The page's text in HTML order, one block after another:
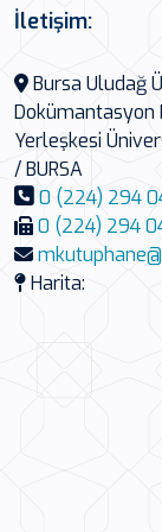
İletişim:
Bursa Uludağ
Dokümantasyon
Yerleşkesi
/ BURSA
0 (224) 294
0 (224) 294
Harita: